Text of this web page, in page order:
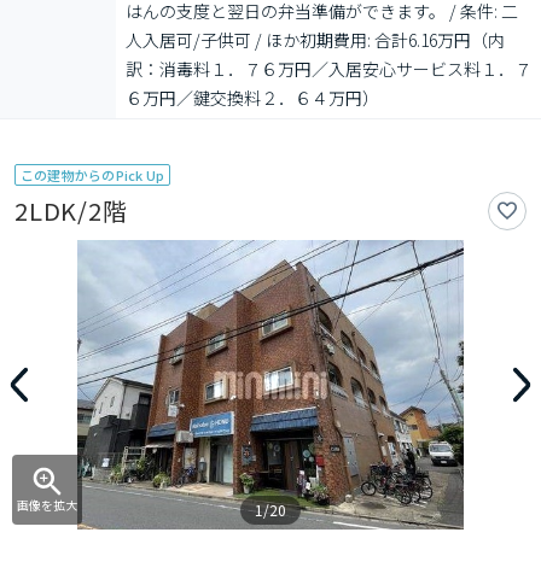
はんの支度と翌日の弁当準備ができます。 / 条件: 二
人入居可/子供可 / ほか初期費用: 合計6.16万円（内
訳：消毒料１．７６万円／入居安心サービス料１．７
６万円／鍵交換料２．６４万円）
この建物からのPick Up
2LDK/2階
画像を拡大 1/20